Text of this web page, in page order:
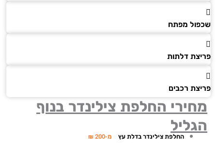
מפתח
דלתות
רכבים
החלפת צילינדרבנוף
החלפת צילינדר בדלת עץ
מ-200 ₪